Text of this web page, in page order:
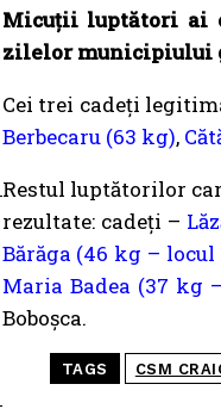
Micuții luptători ai
zilelor municipiului
Cei trei cadeți
Berbecaru (63 kg),
Restul luptătorilor
rezultate: cadeți –
Bărăga (46 kg –
Maria Badea (37 kg
Boboșca.
TAGS CSM